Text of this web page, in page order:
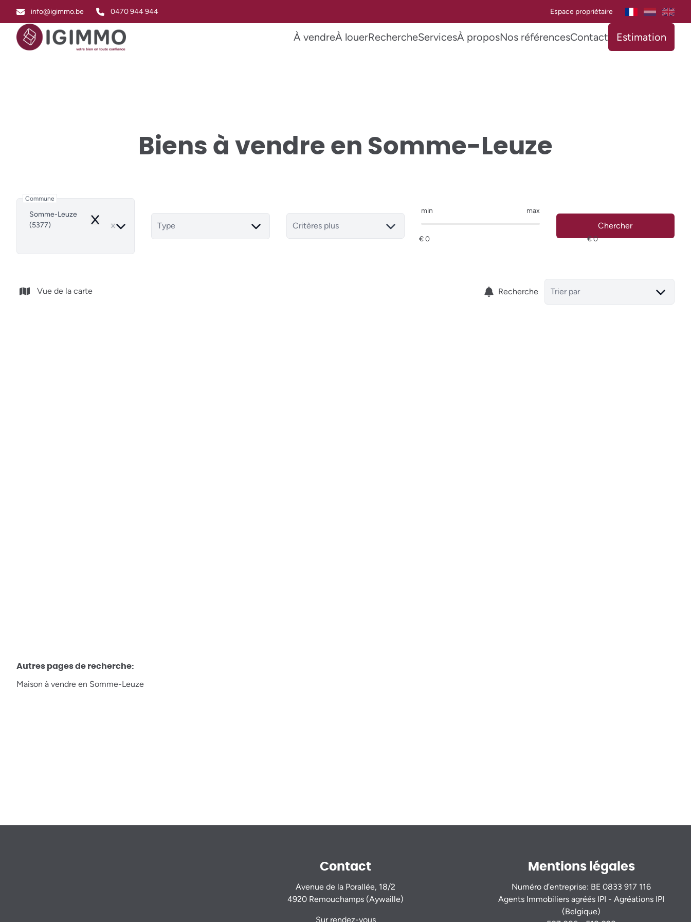
info@igimmo.be 0470 944 944 Espace propriétaire
À vendreÀ louerRechercheServicesÀ proposNos référencesContact Estimation
Biens à vendre en Somme-Leuze
Commune
Somme-Leuze
(5377)
Remove Type Critères plus
min max
Chercher
Vue de la carte Recherche Trier par
Autres pages de recherche:
Maison à vendre en Somme-Leuze
Contact
Avenue de la Porallée, 18/2
4920 Remouchamps (Aywaille)
Sur rendez-vous
Mentions légales
Numéro d’entreprise: BE 0833 917 116
Agents Immobiliers agréés IPI - Agréations IPI
(Belgique)